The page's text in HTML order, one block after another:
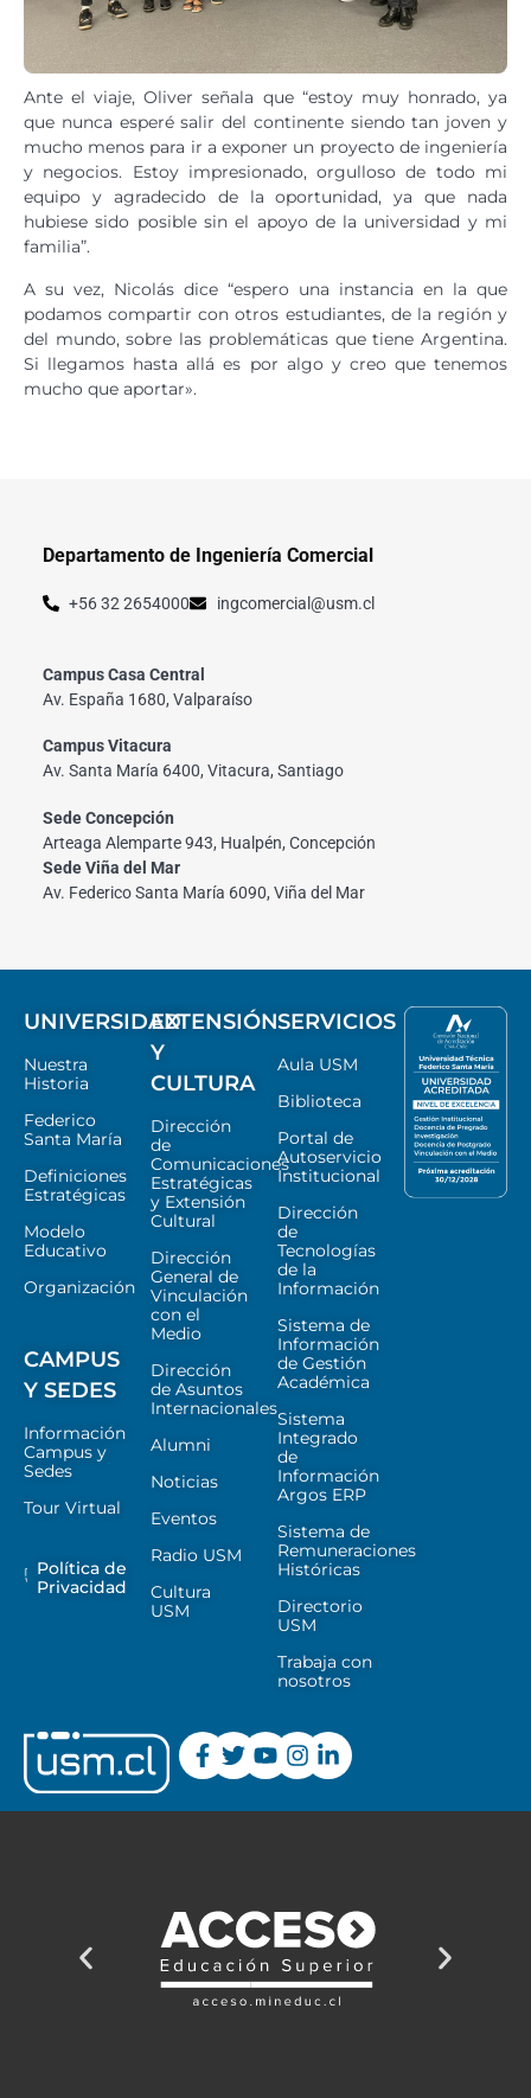
Ante el viaje, Oliver señala que “estoy muy honrado, ya
que nunca esperé salir del continente siendo tan joven y
mucho menos para ir a exponer un proyecto de ingeniería
y negocios. Estoy impresionado, orgulloso de todo mi
equipo y agradecido de la oportunidad, ya que nada
hubiese sido posible sin el apoyo de la universidad y mi
familia”.
A su vez, Nicolás dice “espero una instancia en la que
podamos compartir con otros estudiantes, de la región y
del mundo, sobre las problemáticas que tiene Argentina.
Si llegamos hasta allá es por algo y creo que tenemos
mucho que aportar».
Departamento de Ingeniería Comercial
+56 32 2654000 ingcomercial@usm.cl
Campus Casa Central
Av. España 1680, Valparaíso
Campus Vitacura
Av. Santa María 6400, Vitacura, Santiago
Sede Concepción
Arteaga Alemparte 943, Hualpén, Concepción
Sede Viña del Mar
Av. Federico Santa María 6090, Viña del Mar
UNIVERSIDAD
Nuestra
Historia
Federico
Santa María
Definiciones
Estratégicas
Modelo
Educativo
Organización
CAMPUS
Y SEDES
Información
Campus y
Sedes
Tour Virtual
Política de
Privacidad
EXTENSIÓN
Y
CULTURA
Dirección
de
Comunicaciones
Estratégicas
y Extensión
Cultural
Dirección
General de
Vinculación
con el
Medio
Dirección
de Asuntos
Internacionales
Alumni
Noticias
Eventos
Radio USM
Cultura
USM
SERVICIOS
Aula USM
Biblioteca
Portal de
Autoservicio
Institucional
Dirección
de
Tecnologías
de la
Información
Sistema de
Información
de Gestión
Académica
Sistema
Integrado
de
Información
Argos ERP
Sistema de
Remuneraciones
Históricas
Directorio
USM
Trabaja con
nosotros